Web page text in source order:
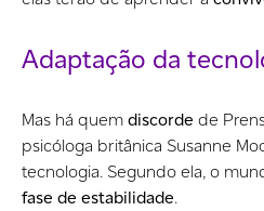
Adaptação da
Mas há quemdiscorde de
psicóloga britânica Susanne
tecnologia. Segundo ela, o
fase de estabilidade.